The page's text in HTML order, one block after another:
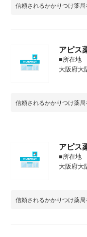
信頼されるかかりつけ薬
アピス
■所在地
大阪府大
信頼されるかかりつけ薬
アピス
■所在地
大阪府大
信頼されるかかりつけ薬